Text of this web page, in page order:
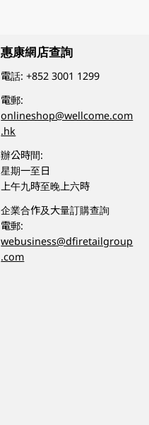
惠康網店查詢
電話:+852 3001 1299
電郵:
onlineshop@wellcome.com
.hk
辦公時間:
星期一至日
上午九時至晚上六時
企業合作及大量訂購查詢
電郵:
webusiness@dfiretailgroup
.com